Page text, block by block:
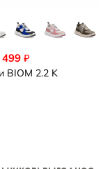
499 ₽
BIOM 2.2 K